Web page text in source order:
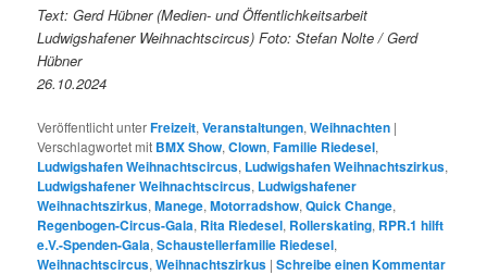
Text: Gerd Hübner (Medien- und Öffentlichkeitsarbeit
Ludwigshafener Weihnachtscircus) Foto: Stefan Nolte / Gerd
Hübner
26.10.2024
Veröffentlicht unterFreizeit,Veranstaltungen,Weihnachten |
Verschlagwortet mit BMX Show,Clown,Familie Riedesel,
Ludwigshafen Weihnachtscircus, Ludwigshafen Weihnachtszirkus,
Ludwigshafener Weihnachtscircus, Ludwigshafener
Weihnachtszirkus,Manege,Motorradshow,Quick Change,
Regenbogen-Circus-Gala, Rita Riedesel, Rollerskating, RPR.1 hilft
e.V.-Spenden-Gala,Schaustellerfamilie Riedesel,
Weihnachtscircus,Weihnachtszirkus |Schreibe einen Kommentar